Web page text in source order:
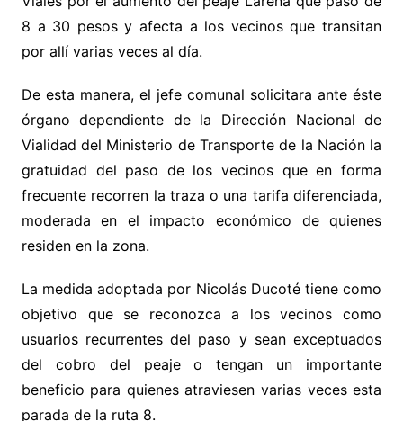
8 a 30 pesos y afecta a los vecinos que transitan
por allí varias veces al día.
De esta manera, el jefe comunal solicitara ante éste
órgano dependiente de la Dirección Nacional de
Vialidad del Ministerio de Transporte de la Nación la
gratuidad del paso de los vecinos que en forma
frecuente recorren la traza o una tarifa diferenciada,
moderada en el impacto económico de quienes
residen en la zona.
La medida adoptada por Nicolás Ducoté tiene como
objetivo que se reconozca a los vecinos como
usuarios recurrentes del paso y sean exceptuados
del cobro del peaje o tengan un importante
beneficio para quienes atraviesen varias veces esta
parada de la ruta 8.